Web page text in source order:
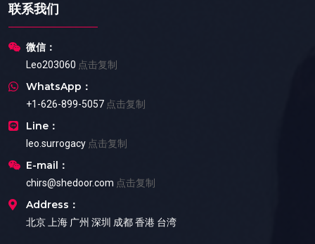
联系我们
微信：
Leo203060 点击复制
WhatsApp：
+1-626-899-5057 点击复制
Line：
leo.surrogacy 点击复制
E-mail：
chirs@shedoor.com 点击复制
Address：
北京 上海 广州 深圳 成都 香港 台湾